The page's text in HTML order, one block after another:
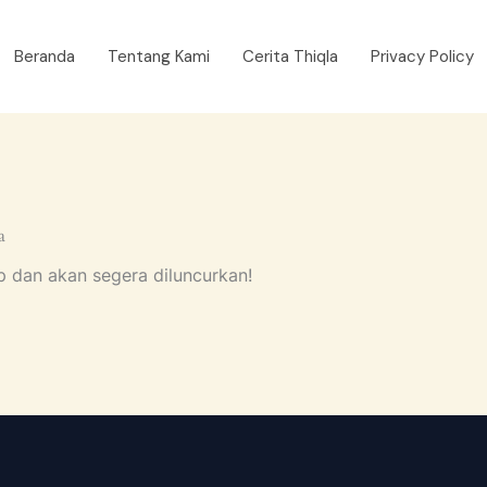
Beranda Tentang Kami Cerita Thiqla Privacy Policy
akan segera diluncurkan!